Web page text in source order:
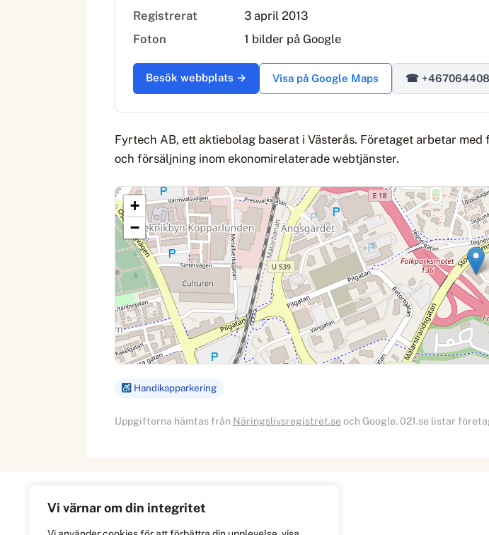
Vi värnar om din integritet
Registrerat
3 april 2013
Foton
1 bilder på Google
Besök webbplats → Visa på Google Maps ☎
Fyrtech AB, ett aktiebolag baserat i Västerås. Företaget arbetar
och försäljning inom ekonomirelaterade webtjänster.
+
−
Handikapparkering
Uppgifterna hämtas från Näringslivsregistret.se och Google. 021.se listar
Information